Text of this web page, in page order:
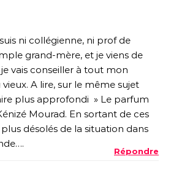
ni collégienne, ni prof de
grand-mère, et je viens de
vais conseiller à tout mon
A lire, sur le même sujet
plus approfondi » Le parfum
Mourad. En sortant de ces
désolés de la situation dans
Répondre